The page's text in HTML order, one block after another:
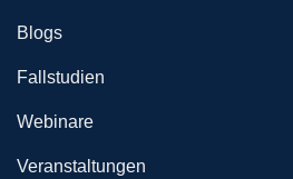
Blogs
Fallstudien
Webinare
Veranstaltungen